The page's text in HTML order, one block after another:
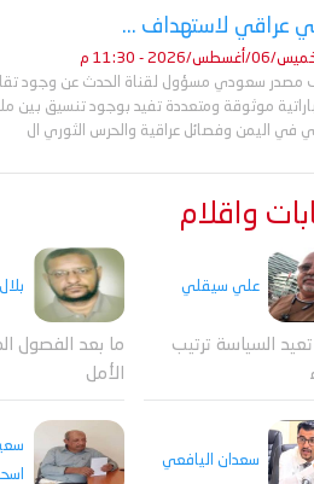
عراقي لاستهداف ...
06/أغسطس/2026 - 11:30 م
سعودي مسؤول لقناة الحدث عن وجود
موثوقة ومتعددة تفيد بوجود تنسيق بين
في اليمن وفصائل عراقية والحرس الثوري ال
واقلام
علي سيقلي
السياسة ترتيب
ما بعد الفصول
الأمل
سعدان اليافعي